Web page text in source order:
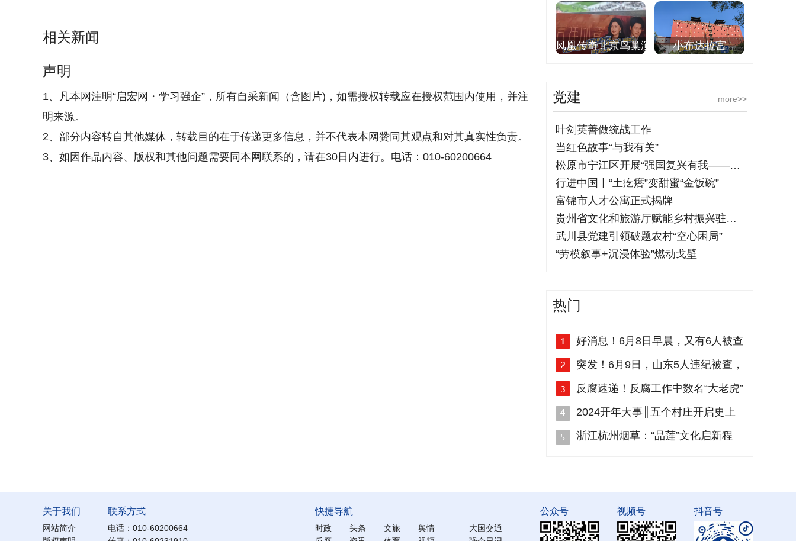
相关新闻
声明
1、凡本网注明“启宏网・学习强企”，所有自采新闻（含图片)，如需授权转载应在授权范围内使用，并注
明来源。
2、部分内容转自其他媒体，转载目的在于传递更多信息，并不代表本网赞同其观点和对其真实性负责。
3、如因作品内容、版权和其他问题需要同本网联系的，请在30日内进行。电话：010-60200664
凤凰传奇北京鸟巢演 小布达拉宫
more>>
党建
叶剑英善做统战工作
当红色故事“与我有关”
松原市宁江区开展“强国复兴有我——铭记
行进中国丨“土疙瘩”变甜蜜“金饭碗”
富锦市人才公寓正式揭牌
贵州省文化和旅游厅赋能乡村振兴驻村干部
武川县党建引领破题农村“空心困局”
“劳模叙事+沉浸体验”燃动戈壁
热门
好消息！6月8日早晨，又有6人被查
突发！6月9日，山东5人违纪被查，
反腐速递！反腐工作中数名“大老虎”
2024开年大事║五个村庄开启史上
浙江杭州烟草：“品莲”文化启新程
关于我们
网站简介
联系方式
电话：010-60200664
快捷导航
时政
头条
文旅
舆情
大国交通
公众号 视频号 抖音号